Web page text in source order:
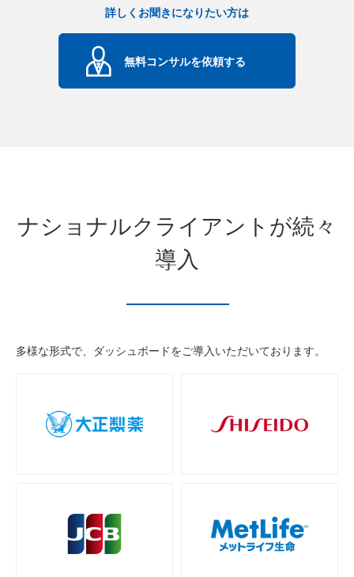
詳しくお聞きになりたい方は
無料コンサルを依頼する
ナショナルクライアントが続々
導入
多様な形式で、ダッシュボードをご導入いただいております。